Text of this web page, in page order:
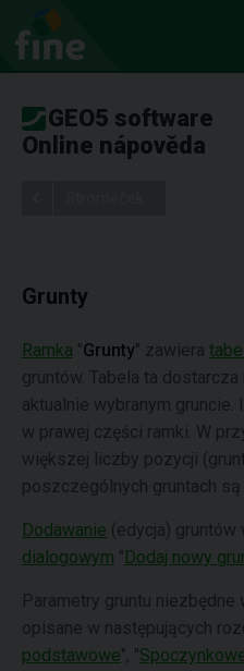
GEO5 software
Online nápověda
Grunty
Ramka "Grunty" zawiera
gruntów. Tabela ta
aktualnie wybranym
w prawej części ramki. W
większej liczby pozycji
poszczególnych gruntach są
Dodawanie (edycja) gruntów
dialogowym "Dodaj nowy
Parametry gruntu
opisane w następujących
podstawowe", "